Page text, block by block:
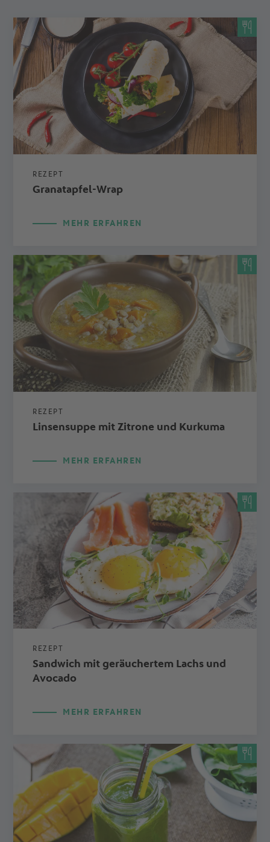
REZEPT
Granatapfel-Wrap
MEHR ERFAHREN
REZEPT
Linsensuppe mit Zitrone und Kurkuma
MEHR ERFAHREN
REZEPT
Sandwich mit geräuchertem Lachs und
Avocado
MEHR ERFAHREN